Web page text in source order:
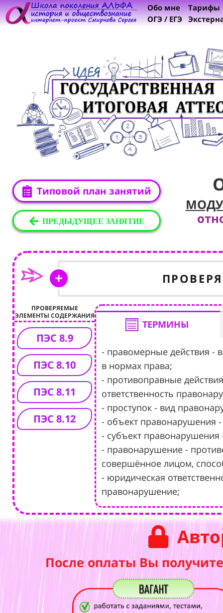
Обо мне
ОГЭ / ЕГЭ
Тарифы
Типовой план занятий
ПРЕДЫДУЩЕЕ ЗАНЯТИЕ
ПРОВЕРЯЕМЫЕ
ЭЛЕМЕНТЫ СОДЕРЖАНИЯ
ПЭС 8.9
ПЭС 8.10
ПЭС 8.11
ПЭС 8.12
ТЕРМИНЫ
- правомерные действия -
в нормах права;
- противоправные
ответственность
- проступок - вид
- объект правонарушения
- субъект
- правонарушение -
совершённое лицом,
- юридическая
правонарушение;
После оплаты Вы